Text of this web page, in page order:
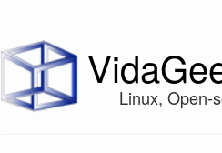
Linux, Open-